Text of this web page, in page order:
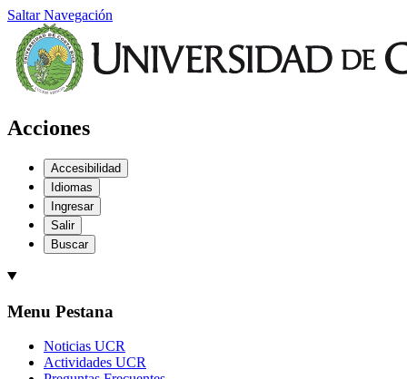
Saltar Navegación
Acciones
Accesibilidad
Idiomas
Ingresar
Salir
Buscar
Menu Pestana
Noticias UCR
Actividades UCR